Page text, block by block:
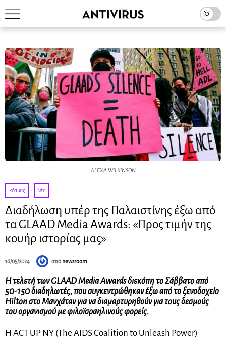
ALEXA WILKINSON
κόσμος · νέα
Διαδήλωση υπέρ της Παλαιστίνης έξω από
τα GLAAD Media Awards: «Προς τιμήν της
κουήρ ιστορίας μας»
16/05/2024 από newsroom
Η τελετή των GLAAD Media Awards διεκόπη το Σάββατο από
50-150 διαδηλωτές, που συγκεντρώθηκαν έξω από το ξενοδοχείο
Hilton στο Μανχάταν για να διαμαρτυρηθούν για τους δεσμούς
του οργανισμού με φιλοϊσραηλινούς φορείς.
Η ACT UP NY (The AIDS Coalition to Unleash Power)